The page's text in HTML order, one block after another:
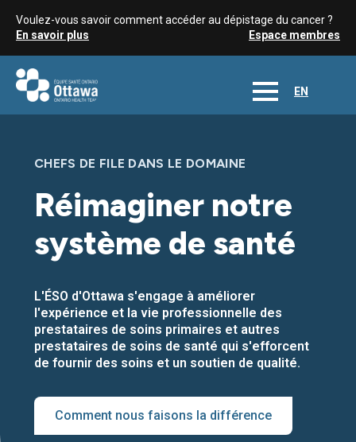
Voulez-vous savoir comment accéder au dépistage du cancer ?
En savoir plus
Espace membres
EN
CHEFS DE FILE DANS LE DOMAINE
Réimaginer notre
système de santé
L'ÉSO d'Ottawa s'engage à améliorer
l'expérience et la vie professionnelle des
prestataires de soins primaires et autres
prestataires de soins de santé qui s'efforcent
de fournir des soins et un soutien de qualité.
Comment nous faisons la différence